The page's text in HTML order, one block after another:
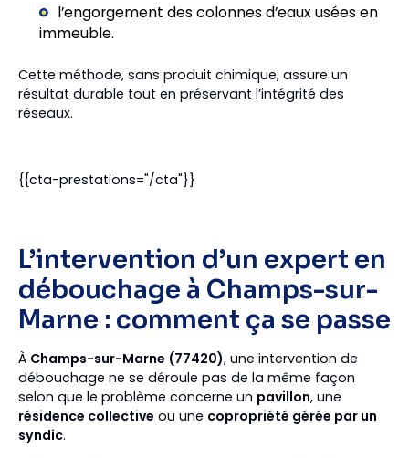
l’engorgement des colonnes d’eaux usées en
immeuble.
Cette méthode, sans produit chimique, assure un
résultat durable tout en préservant l’intégrité des
réseaux.
{{cta-prestations="/cta"}}
L’intervention d’un expert en
débouchage à Champs-sur-
Marne : comment ça se passe
À Champs-sur-Marne (77420), une intervention de
débouchage ne se déroule pas de la même façon
selon que le problème concerne un pavillon, une
résidence collective ou une copropriété gérée par un
syndic.